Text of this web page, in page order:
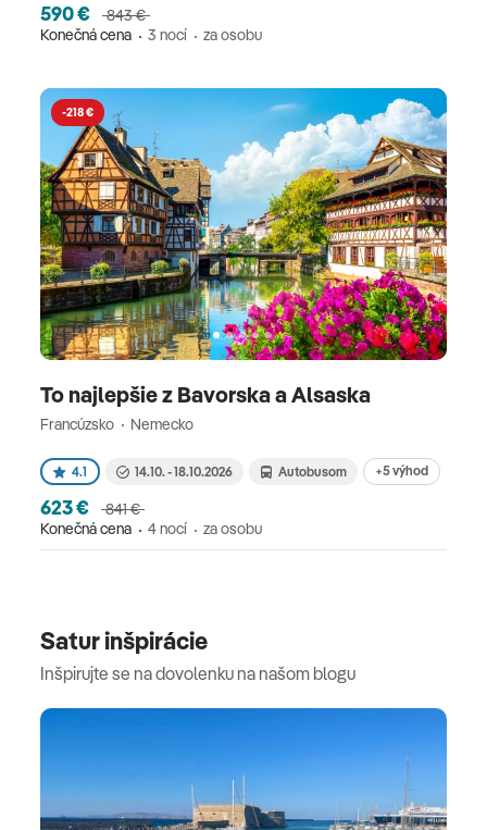
590 €
843 €
Konečná cena
3 nocí za osobu
-218 €
To najlepšie z Bavorska a Alsaska
Francúzsko Nemecko
4.1 14.10. - 18.10.2026 Autobusom +5 výhod
623 €
841 €
Konečná cena
4 nocí za osobu
Satur inšpirácie
Inšpirujte se na dovolenku na našom blogu